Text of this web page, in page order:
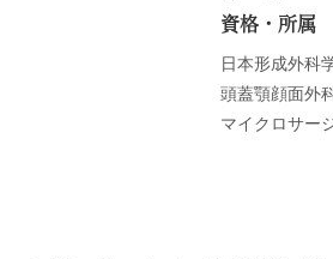
資格・所属
日本形成外科
頭蓋顎顔面外
マイクロサー